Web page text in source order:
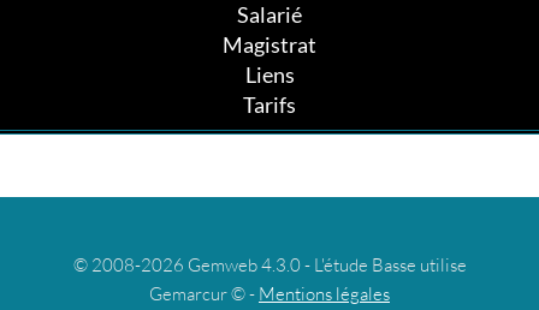
Salarié
Magistrat
Liens
Tarifs
© 2008-2026 Gemweb 4.3.0 - L'étude Basse utilise
Gemarcur © - Mentions légales